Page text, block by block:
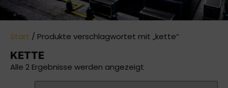
Start / Produkte verschlagwortet mit „kette“
KETTE
Alle 2 Ergebnisse werden angezeigt